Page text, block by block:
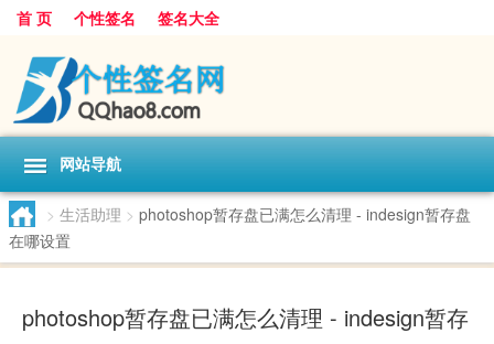
首 页 个性签名 签名大全
网站导航
> 生活助理 > photoshop暂存盘已满怎么清理 - indesign暂存盘
在哪设置
photoshop暂存盘已满怎么清理 - indesign暂存